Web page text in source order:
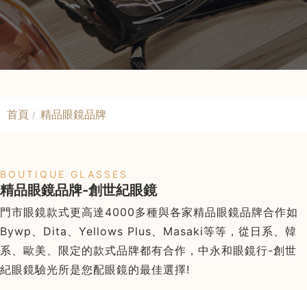
首頁 / 精品眼鏡品牌
BOUTIQUE GLASSES
精品眼鏡品牌-創世紀眼鏡
門市眼鏡款式更高達4000多種與各家精品眼鏡品牌合作如
Bywp、Dita、Yellows Plus、Masaki等等，從日系、韓
系、歐美、限定的款式品牌都有合作，中永和眼鏡行-創世
紀眼鏡驗光所是您配眼鏡的最佳選擇!